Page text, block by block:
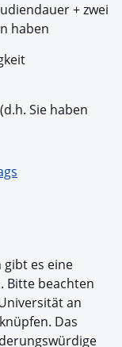
+ zwei
haben
Sie haben
es eine
Bitte beachten
an
Das